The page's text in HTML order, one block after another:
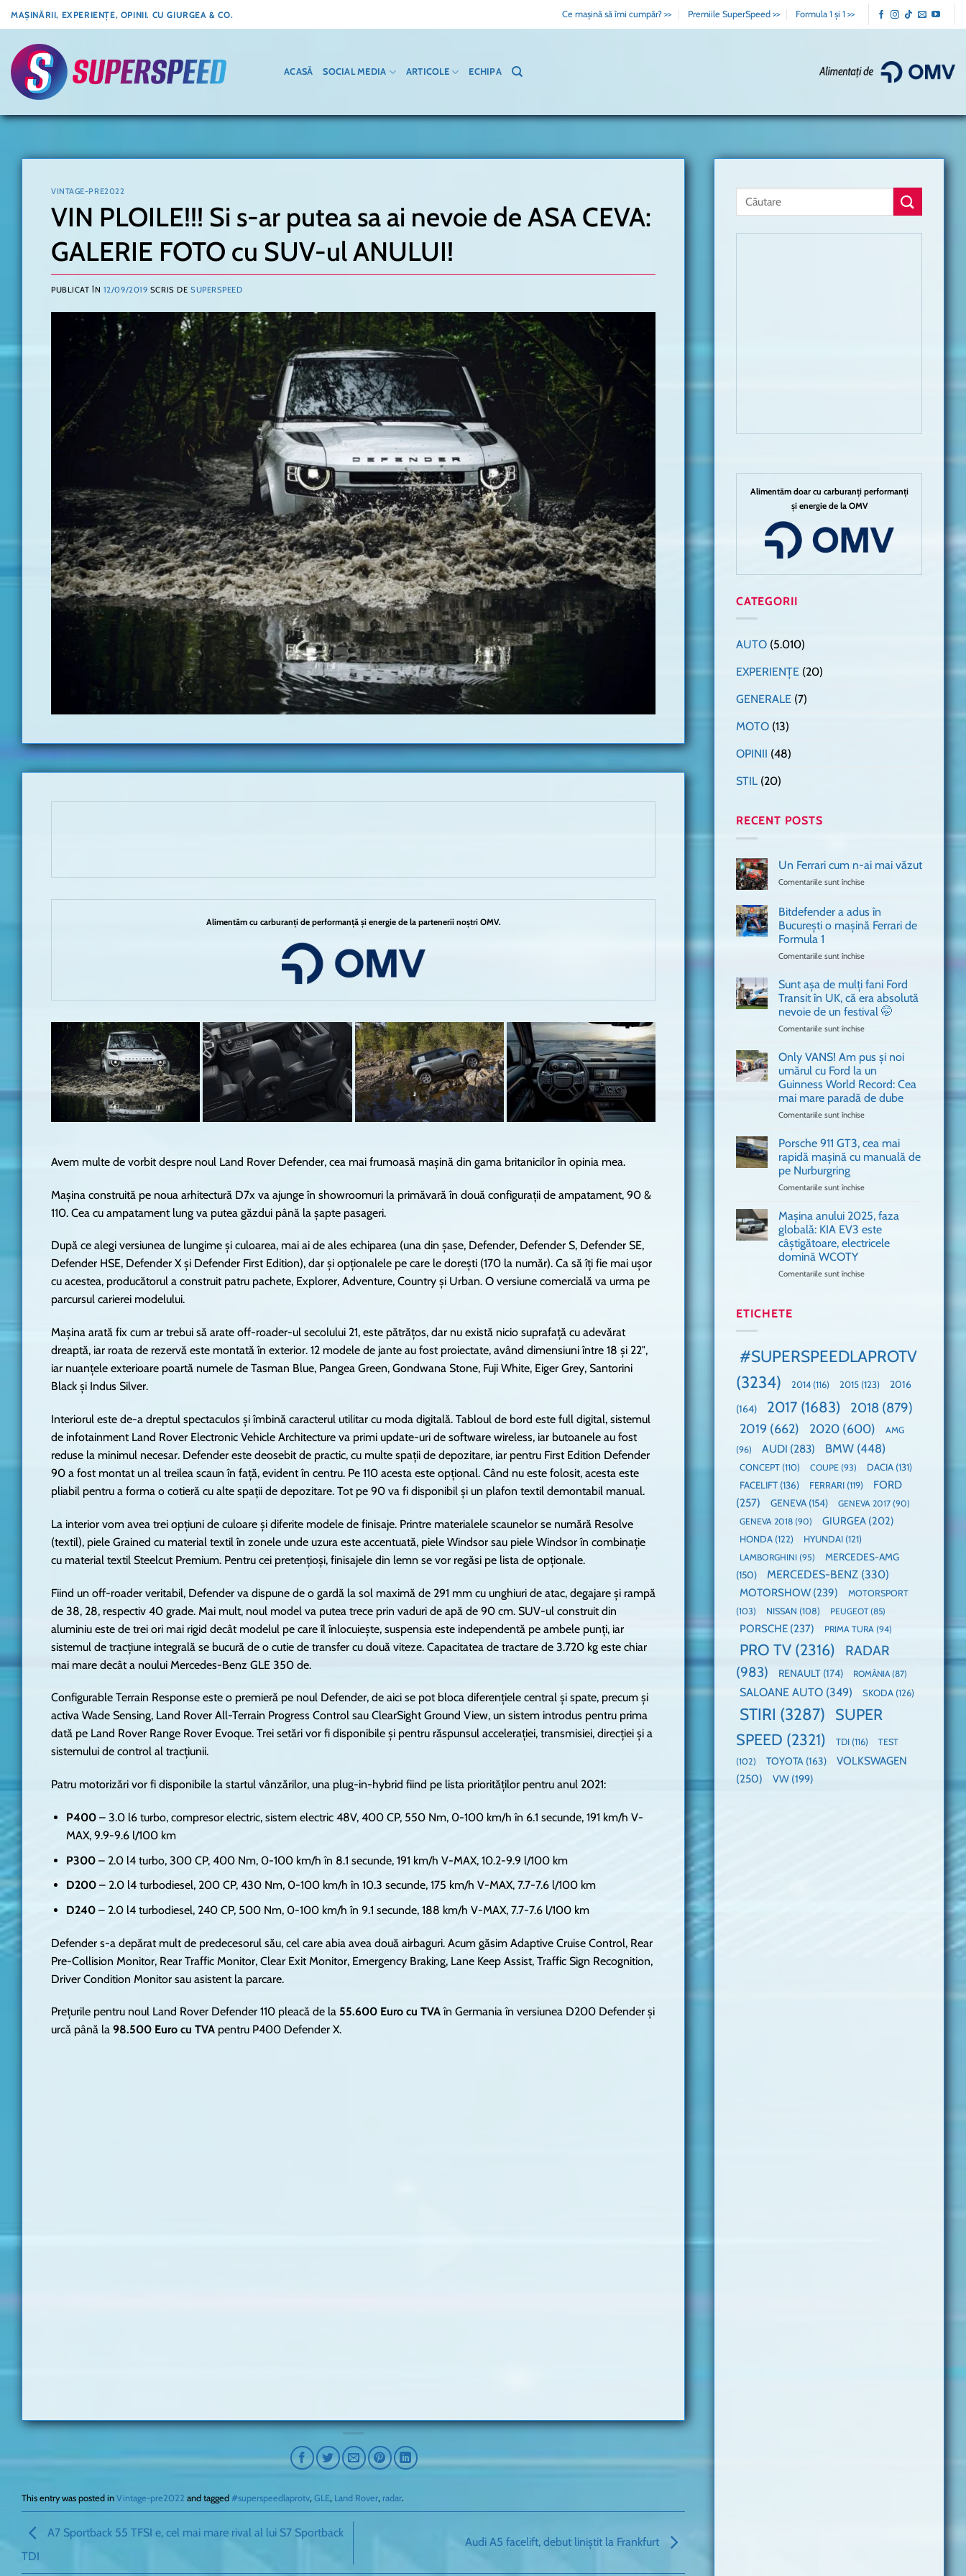
Skip
to
content
MAȘINĂRII, EXPERIENȚE, OPINII. CU GIURGEA & CO. Ce mașină să îmi cumpăr? >> Premiile SuperSpeed >> Formula 1 și 1 >>
ACASĂ SOCIAL MEDIA ARTICOLE ECHIPA
VINTAGE-PRE2022
VIN PLOILE!!! Si s-ar putea sa ai nevoie de ASA CEVA:
GALERIE FOTO cu SUV-ul ANULUI!
PUBLICAT ÎN 12/09/2019 SCRIS DE SUPERSPEED
Alimentăm cu carburanți de performanță și energie de la partenerii noștri OMV.
Avem multe de vorbit despre noul Land Rover Defender, cea mai frumoasă mașină din gama britanicilor în opinia mea.
Mașina construită pe noua arhitectură D7x va ajunge în showroomuri la primăvară în două configurații de ampatament, 90 &
110. Cea cu ampatament lung va putea găzdui până la șapte pasageri.
După ce alegi versiunea de lungime și culoarea, mai ai de ales echiparea (una din șase, Defender, Defender S, Defender SE,
Defender HSE, Defender X și Defender First Edition), dar și opționalele pe care le dorești (170 la număr). Ca să îți fie mai ușor
cu acestea, producătorul a construit patru pachete, Explorer, Adventure, Country și Urban. O versiune comercială va urma pe
parcursul carierei modelului.
Mașina arată fix cum ar trebui să arate off-roader-ul secolului 21, este pătrățos, dar nu există nicio suprafață cu adevărat
dreaptă, iar roata de rezervă este montată în exterior. 12 modele de jante au fost proiectate, având dimensiuni între 18 și 22″,
iar nuanțele exterioare poartă numele de Tasman Blue, Pangea Green, Gondwana Stone, Fuji White, Eiger Grey, Santorini
Black și Indus Silver.
Interiorul este de-a dreptul spectaculos și îmbină caracterul utilitar cu moda digitală. Tabloul de bord este full digital, sistemul
de infotainment Land Rover Electronic Vehicle Architecture va primi update-uri de software wireless, iar butoanele au fost
reduse la minimul necesar. Defender este deosebit de practic, cu multe spații de depozitare, iar pentru First Edition Defender
90 a fost montat un al treilea scaun în față, evident în centru. Pe 110 acesta este opțional. Când nu este folosit, acesta este
pliabil pentru a forma o cotieră cu alte spații de depozitare. Tot pe 90 va fi disponibil și un plafon textil demontabil manual.
La interior vom avea trei opțiuni de culoare și diferite modele de finisaje. Printre materialele scaunelor se numără Resolve
(textil), piele Grained cu material textil în zonele unde uzura este accentuată, piele Windsor sau piele Windsor în combinație
cu material textil Steelcut Premium. Pentru cei pretențioși, finisajele din lemn se vor regăsi pe lista de opționale.
Fiind un off-roader veritabil, Defender va dispune de o gardă la sol maximă de 291 mm cu unghiuri de atac, degajare și rampă
de 38, 28, respectiv 40 grade. Mai mult, noul model va putea trece prin vaduri de apă de 90 cm. SUV-ul construit din
aluminiu este de trei ori mai rigid decât modelul pe care îl înlocuiește, suspensia este independentă pe ambele punți, iar
sistemul de tracțiune integrală se bucură de o cutie de transfer cu două viteze. Capacitatea de tractare de 3.720 kg este chiar
mai mare decât a noului Mercedes-Benz GLE 350 de.
Configurable Terrain Response este o premieră pe noul Defender, de aici se pot bloca diferențiele central și spate, precum și
activa Wade Sensing, Land Rover All-Terrain Progress Control sau ClearSight Ground View, un sistem introdus pentru prima
dată pe Land Rover Range Rover Evoque. Trei setări vor fi disponibile și pentru răspunsul accelerației, transmisiei, direcției și a
sistemului de control al tracțiunii.
Patru motorizări vor fi disponibile la startul vânzărilor, una plug-in-hybrid fiind pe lista priorităților pentru anul 2021:
P400– 3.0 l6 turbo, compresor electric, sistem electric 48V, 400 CP, 550 Nm, 0-100 km/h în 6.1 secunde, 191 km/h V-
MAX, 9.9-9.6 l/100 km
P300– 2.0 l4 turbo, 300 CP, 400 Nm, 0-100 km/h în 8.1 secunde, 191 km/h V-MAX, 10.2-9.9 l/100 km
D200– 2.0 l4 turbodiesel, 200 CP, 430 Nm, 0-100 km/h în 10.3 secunde, 175 km/h V-MAX, 7.7-7.6 l/100 km
D240– 2.0 l4 turbodiesel, 240 CP, 500 Nm, 0-100 km/h în 9.1 secunde, 188 km/h V-MAX, 7.7-7.6 l/100 km
Defender s-a depărat mult de predecesorul său, cel care abia avea două airbaguri. Acum găsim Adaptive Cruise Control, Rear
Pre-Collision Monitor, Rear Traffic Monitor, Clear Exit Monitor, Emergency Braking, Lane Keep Assist, Traffic Sign Recognition,
Driver Condition Monitor sau asistent la parcare.
Prețurile pentru noul Land Rover Defender 110 pleacă de la 55.600 Euro cu TVAîn Germania în versiunea D200 Defender și
urcă până la 98.500 Euro cu TVA pentru P400 Defender X.
This entry was posted in Vintage-pre2022 and tagged #superspeedlaprotv, GLE, Land Rover, radar.
A7 Sportback 55 TFSI e, cel mai mare rival al lui S7 Sportback
TDI
Audi A5 facelift, debut liniștit la Frankfurt
Alimentăm doar cu carburanți performanți
și energie de la OMV
CATEGORII
AUTO (5.010)
EXPERIENȚE (20)
GENERALE (7)
MOTO (13)
OPINII (48)
STIL (20)
RECENT POSTS
Un Ferrari cum n-ai mai văzut
Comentariile sunt închise
Ferrari
cum
n-
Bitdefender a adus în
București o mașină Ferrari de
Formula 1
Comentariile sunt închise
a
adus
în
București
Ferrari
Formula
1
Sunt așa de mulți fani Ford
Transit în UK, că era absolută
nevoie de un festival 🤭
Comentariile sunt închise
mulți
fani
Ford
că
era
un
festival
🤭
Only VANS! Am pus și noi
umărul cu Ford la un
Guinness World Record: Cea
mai mare paradă de dube
Comentariile sunt închise
Am
pus
cu
Ford
la
un
dube
Porsche 911 GT3, cea mai
rapidă mașină cu manuală de
pe Nurburgring
Comentariile sunt închise
911
GT3,
cea
mai
Mașina anului 2025, faza
globală: KIA EV3 este
câștigătoare, electricele
domină WCOTY
Comentariile sunt închise
EV3
câștigătoare,
domină
ETICHETE
#SUPERSPEEDLAPROTV
(3234)
2014 (116) 2015 (123) 2016
(164) 2017 (1683) 2018 (879)
2019 (662) 2020 (600)
AMG
(96)
AUDI (283) BMW (448)
CONCEPT (110) COUPE (93) DACIA (131)
FACELIFT (136) FERRARI (119)
FORD
(257)
GENEVA(154) GENEVA 2017 (90)
GENEVA 2018 (90) GIURGEA (202)
HONDA (122) HYUNDAI (121)
LAMBORGHINI (95)
MERCEDES-AMG
(150)
MERCEDES-BENZ (330)
MOTORSHOW (239)
MOTORSPORT
(103)
NISSAN (108) PEUGEOT(85)
PORSCHE (237) PRIMA TURA (94)
PRO TV (2316)
RADAR
(983)
RENAULT (174) ROMÂNIA(87)
SALOANE AUTO (349) SKODA (126)
STIRI (3287)
SUPER
SPEED (2321) TDI (116)
TEST
(102)
TOYOTA (163)
VOLKSWAGEN
(250)
VW (199)